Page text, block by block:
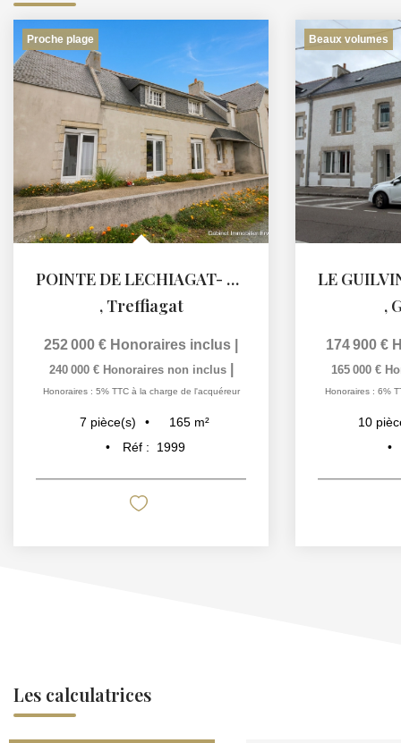
Proche plage
POINTE DE LECHIAGAT- Maison avec vie de plain pied à la...
, Treffiagat
252 000 € Honoraires inclus
240 000 € Honoraires non inclus
Honoraires : 5% TTC à la charge de l'acquéreur
7 pièce(s) 165 m²
Réf :
1999
Beaux volumes
,
174 900 €
165 000 €
Honoraires : 6%
10
Les calculatrices